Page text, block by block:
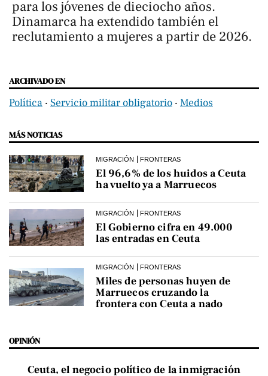
para los jóvenes de dieciocho años.
Dinamarca ha extendido también el
reclutamiento a mujeres a partir de 2026.
ARCHIVADO EN
Política ‧ Servicio militar obligatorio ‧ Medios
MÁS NOTICIAS
MIGRACIÓN FRONTERAS
El 96,6% de los huidos a Ceuta
ha vuelto ya a Marruecos
MIGRACIÓN FRONTERAS
El Gobierno cifra en 49.000
las entradas en Ceuta
MIGRACIÓN FRONTERAS
Miles de personas huyen de
Marruecos cruzando la
frontera con Ceuta a nado
OPINIÓN
Ceuta, el negocio político de la inmigración